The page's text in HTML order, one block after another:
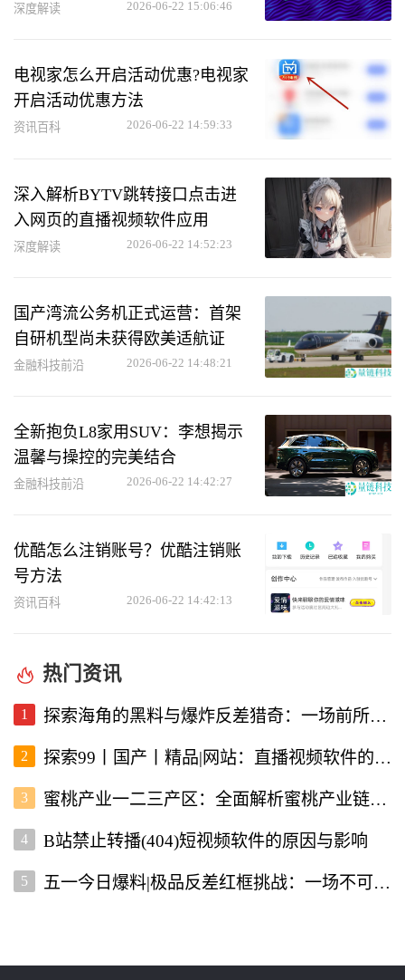
深度解读 2026-06-22 15:06:46
电视家怎么开启活动优惠?电视家
开启活动优惠方法
资讯百科 2026-06-22 14:59:33
深入解析BYTV跳转接口点击进
入网页的直播视频软件应用
深度解读 2026-06-22 14:52:23
国产湾流公务机正式运营：首架
自研机型尚未获得欧美适航证
金融科技前沿 2026-06-22 14:48:21
全新抱负L8家用SUV：李想揭示
温馨与操控的完美结合
金融科技前沿 2026-06-22 14:42:27
优酷怎么注销账号？优酷注销账
号方法
资讯百科 2026-06-22 14:42:13
热门资讯
1 探索海角的黑料与爆炸反差猎奇：一场前所未有的直播视频体验
2 探索99丨国产丨精品|网站：直播视频软件的新选择
3 蜜桃产业一二三产区：全面解析蜜桃产业链的现状与未来
4 B站禁止转播(404)短视频软件的原因与影响
5 五一今日爆料|极品反差红框挑战：一场不可错过的直播盛宴